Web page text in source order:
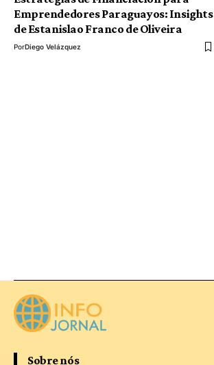
Emprendedores Paraguayos: Insights
de Estanislao Franco de Oliveira
PorDiego Velázquez
Sobre nós